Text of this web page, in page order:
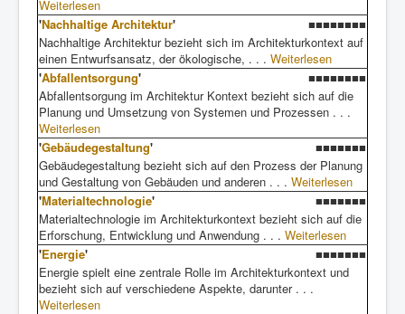
Weiterlesen
'Nachhaltige Architektur'
■■■■■■■■
Nachhaltige Architektur bezieht sich im Architekturkontext auf
einen Entwurfsansatz, der ökologische, . . . Weiterlesen
'Abfallentsorgung'
■■■■■■■■
Abfallentsorgung im Architektur Kontext bezieht sich auf die
Planung und Umsetzung von Systemen und Prozessen . . .
Weiterlesen
'Gebäudegestaltung'
■■■■■■■
Gebäudegestaltung bezieht sich auf den Prozess der Planung
und Gestaltung von Gebäuden und anderen . . . Weiterlesen
'Materialtechnologie'
■■■■■■■
Materialtechnologie im Architekturkontext bezieht sich auf die
Erforschung, Entwicklung und Anwendung . . . Weiterlesen
'Energie'
■■■■■■■
Energie spielt eine zentrale Rolle im Architekturkontext und
bezieht sich auf verschiedene Aspekte, darunter . . .
Weiterlesen